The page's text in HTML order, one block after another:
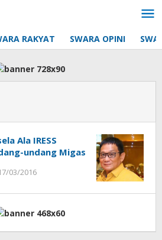
RAKYAT SWARA OPINI
Ala IRESS
undang Migas
03/2016